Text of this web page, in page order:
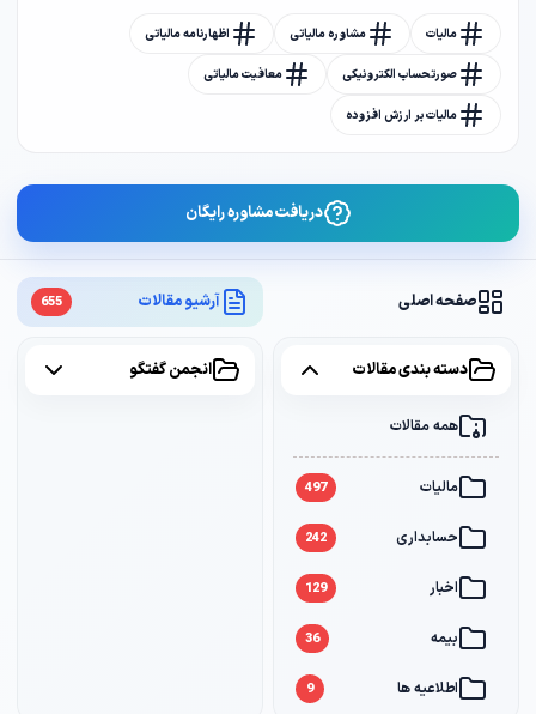
صفحه اصلی آرشیو مقالات 655
دسته بندی مقالات
همه مقالات
مالیات 497
حسابداری 242
اخبار 129
بیمه 36
اطلاعیه ها 9
انجمن گفتگو
مالیات مشاوره مالیاتی اظهارنامه مالیاتی
صورتحساب الکترونیکی معافیت مالیاتی
مالیات بر ارزش افزوده
دریافت مشاوره رایگان